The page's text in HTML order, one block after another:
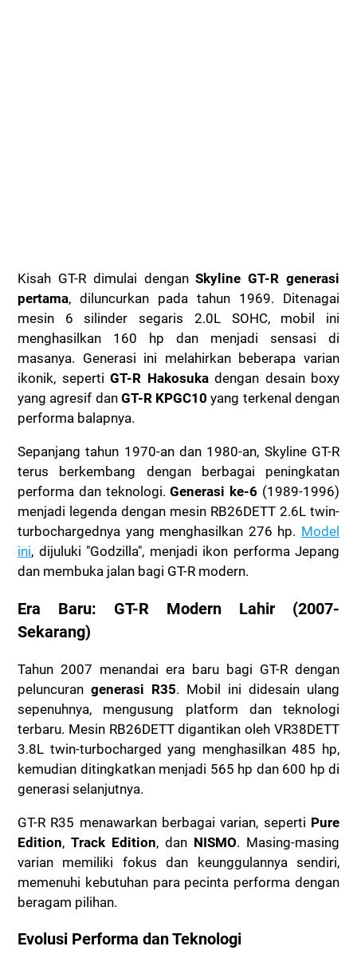
Kisah GT-R dimulai denganSkyline GT-R generasi
pertama, diluncurkan pada tahun 1969. Ditenagai
mesin 6 silinder segaris 2.0L SOHC, mobil ini
menghasilkan 160 hp dan menjadi sensasi di
masanya. Generasi ini melahirkan beberapa varian
ikonik, seperti GT-R Hakosukadengan desain boxy
yang agresif dan GT-R KPGC10 yang terkenal dengan
performa balapnya.
Sepanjang tahun 1970-an dan 1980-an, Skyline GT-R
terus berkembang dengan berbagai peningkatan
performa dan teknologi.Generasi ke-6 (1989-1996)
menjadi legenda dengan mesin RB26DETT 2.6L twin-
turbochargednya yang menghasilkan 276 hp. Model
ini, dijuluki "Godzilla", menjadi ikon performa Jepang
dan membuka jalan bagi GT-R modern.
Era Baru: GT-R Modern Lahir (2007-
Sekarang)
Tahun 2007 menandai era baru bagi GT-R dengan
peluncuran generasi R35. Mobil ini didesain ulang
sepenuhnya, mengusung platform dan teknologi
terbaru. Mesin RB26DETT digantikan oleh VR38DETT
3.8L twin-turbocharged yang menghasilkan 485 hp,
kemudian ditingkatkan menjadi 565 hp dan 600 hp di
generasi selanjutnya.
GT-R R35 menawarkan berbagai varian, seperti Pure
Edition, Track Edition, dan NISMO. Masing-masing
varian memiliki fokus dan keunggulannya sendiri,
memenuhi kebutuhan para pecinta performa dengan
beragam pilihan.
Evolusi Performa dan Teknologi